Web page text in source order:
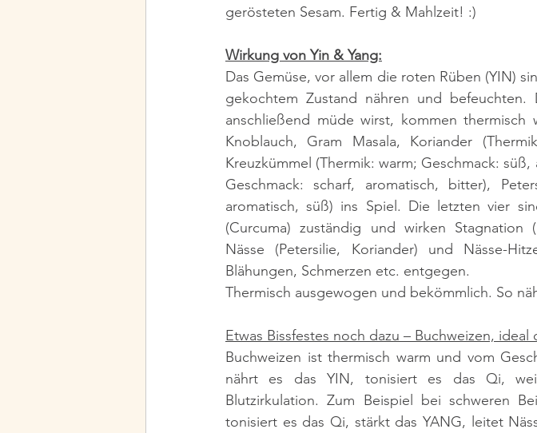
gerösteten Sesam. Fertig & Mahlzeit! :)
Wirkung von Yin & Yang:
Das Gemüse, vor allem die roten Rüben (YIN)
gekochtem Zustand nähren und
anschließend müde wirst, kommen thermisch
Knoblauch, Gram Masala, Koriander
Kreuzkümmel (Thermik: warm; Geschmack:
Geschmack: scharf, aromatisch, bitter),
aromatisch, süß) ins Spiel. Die letzten vier
(Curcuma) zuständig und wirken Stagnation
Nässe (Petersilie, Koriander) und Nässe-
Blähungen, Schmerzen etc. entgegen.
Thermisch ausgewogen und bekömmlich. So
Etwas Bissfestes noch dazu – Buchweizen, ideal
Buchweizen ist thermisch warm und vom
nährt es das YIN, tonisiert es das Qi,
Blutzirkulation. Zum Beispiel bei schweren
tonisiert es das Qi, stärkt das YANG, leitet